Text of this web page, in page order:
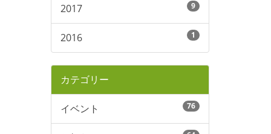
2017 9
2016 1
カテゴリー
イベント 76